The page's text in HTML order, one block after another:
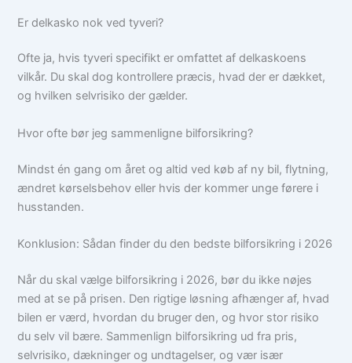
Er delkasko nok ved tyveri?
Ofte ja, hvis tyveri specifikt er omfattet af delkaskoens
vilkår. Du skal dog kontrollere præcis, hvad der er dækket,
og hvilken selvrisiko der gælder.
Hvor ofte bør jeg sammenligne bilforsikring?
Mindst én gang om året og altid ved køb af ny bil, flytning,
ændret kørselsbehov eller hvis der kommer unge førere i
husstanden.
Konklusion: Sådan finder du den bedste bilforsikring i 2026
Når du skal vælge bilforsikring i 2026, bør du ikke nøjes
med at se på prisen. Den rigtige løsning afhænger af, hvad
bilen er værd, hvordan du bruger den, og hvor stor risiko
du selv vil bære. Sammenlign bilforsikring ud fra pris,
selvrisiko, dækninger og undtagelser, og vær især